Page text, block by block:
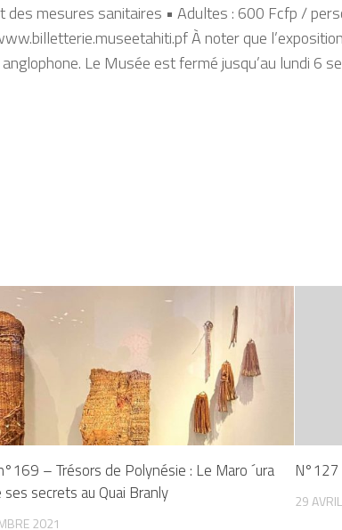
des mesures sanitaires • Adultes : 600 Fcfp /
À noter que
Le Musée est fermé jusqu’au lundi 6
– Trésors de Polynésie : Le Maro ´ura
ses secrets au Quai Branly
2021
29